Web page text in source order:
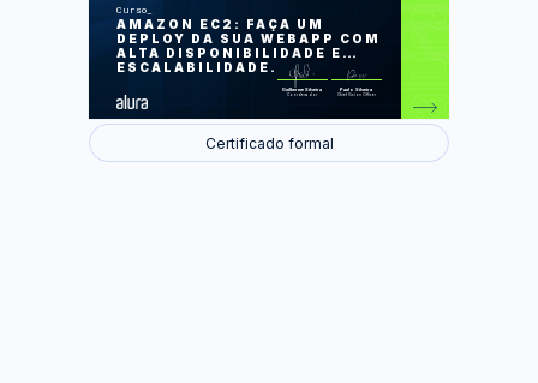
Curso
AMAZON EC2: FAÇA UM
DEPLOY DA SUA WEBAPP COM
ALTA DISPONIBILIDADE E
ESCALABILIDADE.
Guilherme Silveira
Coordenador
Paulo Silveira
Chief Vision Officer
Usando Sticky Session
Escalando EC2 automaticamente
Configurando o EC2 com o AWS CLI
Certificado formal